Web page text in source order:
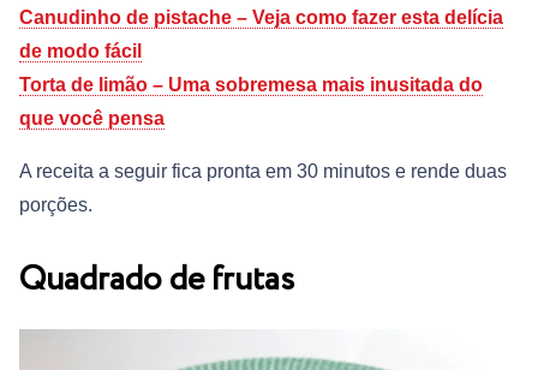
Canudinho de pistache – Veja como fazer esta delícia
de modo fácil
Torta de limão – Uma sobremesa mais inusitada do
que você pensa
A receita a seguir fica pronta em 30 minutos e rende duas
porções.
Quadrado de frutas